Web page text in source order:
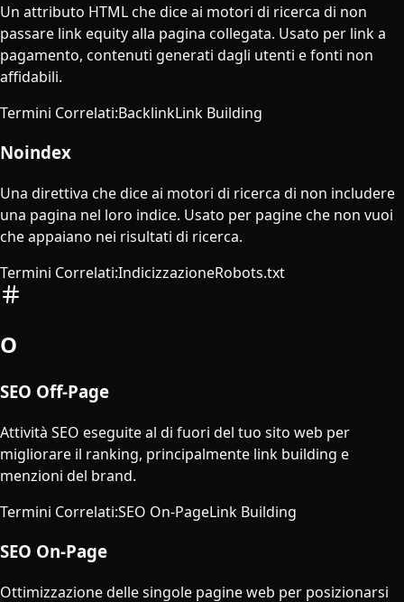
Un attributo HTML che dice ai motori di ricerca di non
passare link equity alla pagina collegata. Usato per link a
pagamento, contenuti generati dagli utenti e fonti non
affidabili.
Termini Correlati:BacklinkLink Building
Noindex
Una direttiva che dice ai motori di ricerca di non includere
una pagina nel loro indice. Usato per pagine che non vuoi
che appaiano nei risultati di ricerca.
Termini Correlati:IndicizzazioneRobots.txt
O
SEO Off-Page
Attività SEO eseguite al di fuori del tuo sito web per
migliorare il ranking, principalmente link building e
menzioni del brand.
Termini Correlati:SEO On-PageLink Building
SEO On-Page
Ottimizzazione delle singole pagine web per posizionarsi